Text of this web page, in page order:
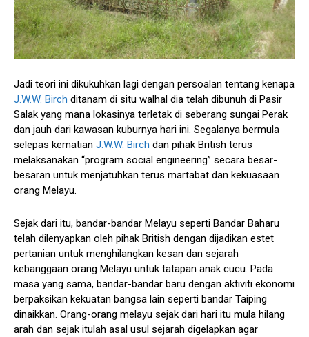
Jadi teori ini dikukuhkan lagi dengan persoalan tentang kenapa
J.W.W. Birch ditanam di situ walhal dia telah dibunuh di Pasir
Salak yang mana lokasinya terletak di seberang sungai Perak
dan jauh dari kawasan kuburnya hari ini. Segalanya bermula
selepas kematian J.W.W. Birch dan pihak British terus
melaksanakan “program social engineering” secara besar-
besaran untuk menjatuhkan terus martabat dan kekuasaan
orang Melayu.
Sejak dari itu, bandar-bandar Melayu seperti Bandar Baharu
telah dilenyapkan oleh pihak British dengan dijadikan estet
pertanian untuk menghilangkan kesan dan sejarah
kebanggaan orang Melayu untuk tatapan anak cucu. Pada
masa yang sama, bandar-bandar baru dengan aktiviti ekonomi
berpaksikan kekuatan bangsa lain seperti bandar Taiping
dinaikkan. Orang-orang melayu sejak dari hari itu mula hilang
arah dan sejak itulah asal usul sejarah digelapkan agar